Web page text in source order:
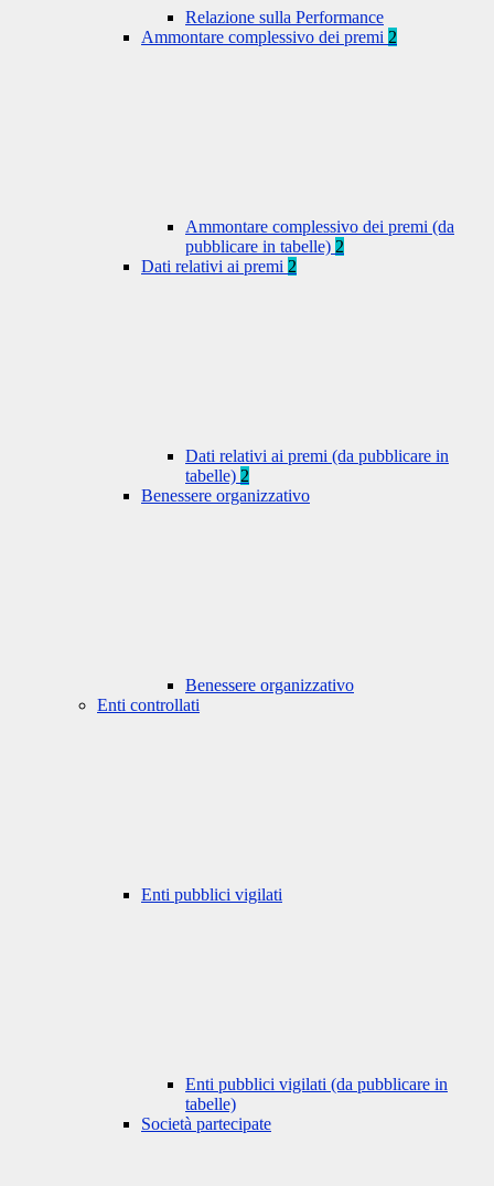
Relazione sulla Performance
Ammontare complessivo dei premi 2
Ammontare complessivo dei premi (da
pubblicare in tabelle) 2
Dati relativi ai premi 2
Dati relativi ai premi (da pubblicare in
tabelle) 2
Benessere organizzativo
Benessere organizzativo
Enti controllati
Enti pubblici vigilati
Enti pubblici vigilati (da pubblicare in
tabelle)
Società partecipate